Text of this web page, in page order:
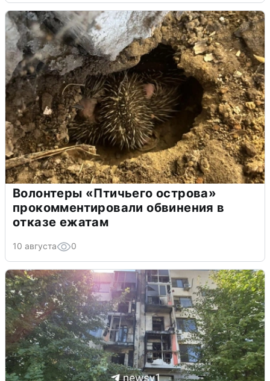
Волонтеры «Птичьего острова»
прокомментировали обвинения в
отказе ежатам
10 августа 0